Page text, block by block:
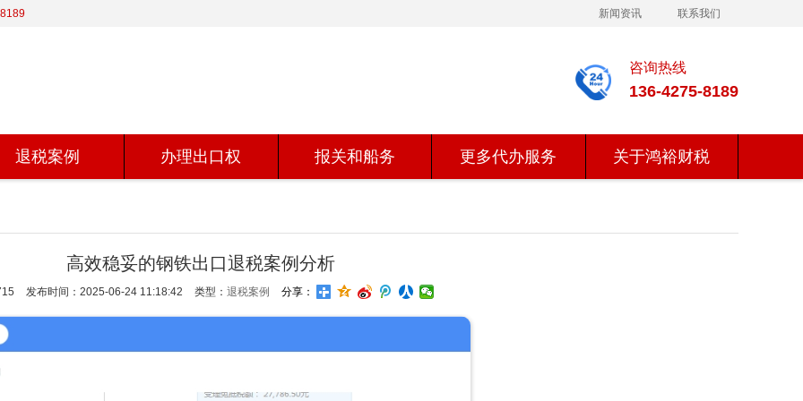
新闻资讯 联系我们
咨询热线
136-4275-8189
退税案例 办理出口权 报关和船务 更多代办服务 关于鸿裕财税
高效稳妥的钢铁出口退税案例分析
发布时间：2025-06-24 11:18:42 类型： 退税案例 分享：